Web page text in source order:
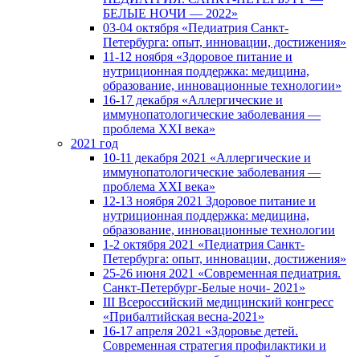
БЕЛЫЕ НОЧИ — 2022»
03-04 октября «Педиатрия Санкт-
Петербурга: опыт, инновации, достижения»
11-12 ноября «Здоровое питание и
нутриционная поддержка: медицина,
образование, инновационные технологии»
16-17 декабря «Аллергические и
иммунопатологические заболевания —
проблема XXI века»
2021 год
10-11 декабря 2021 «Аллергические и
иммунопатологические заболевания —
проблема XXI века»
12-13 ноября 2021 Здоровое питание и
нутриционная поддержка: медицина,
образование, инновационные технологии
1-2 октября 2021 «Педиатрия Санкт-
Петербурга: опыт, инновации, достижения»
25-26 июня 2021 «Современная педиатрия.
Санкт-Петербург-Белые ночи- 2021»
III Всероссийский медицинский конгресс
«Прибалтийская весна-2021»
16-17 апреля 2021 «Здоровье детей.
Современная стратегия профилактики и